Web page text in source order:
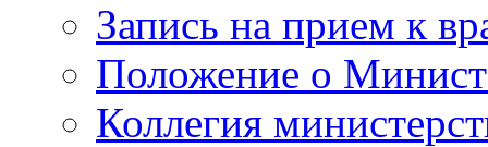
Запись на прием к
Положение о
Коллегия